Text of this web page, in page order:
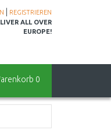
REGISTRIEREN
ALL OVER
EUROPE!
0